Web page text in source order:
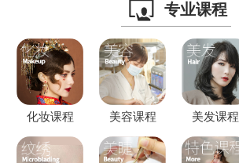
专业课程
化妆课程 美容课程 美发课程